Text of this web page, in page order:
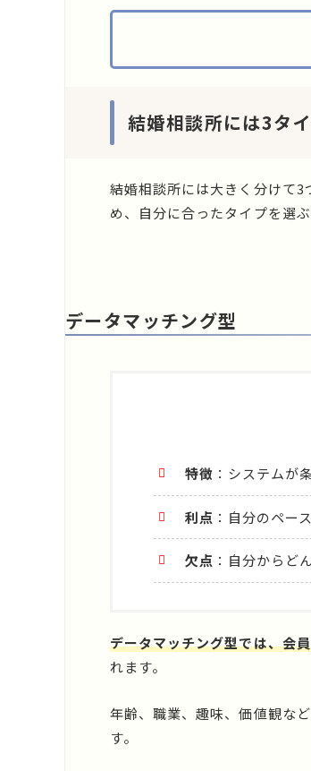
結婚相談所には3タ
結婚相談所には大きく分けて
め、自分に合ったタイプを選
データマッチング型
特徴 ：システムが
利点 ：自分のペー
欠点 ：自分からど
データマッチング型では、会
れます。
年齢、職業、趣味、価値観な
す。